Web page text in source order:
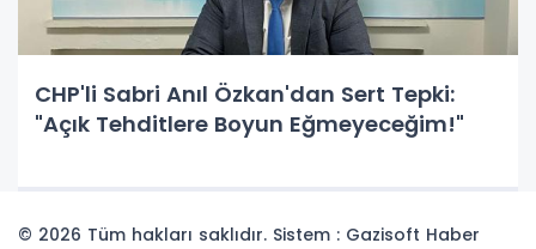
CHP'li Sabri Anıl Özkan'dan Sert Tepki:
"Açık Tehditlere Boyun Eğmeyeceğim!"
© 2026 Tüm hakları saklıdır. Sistem : Gazisoft Haber